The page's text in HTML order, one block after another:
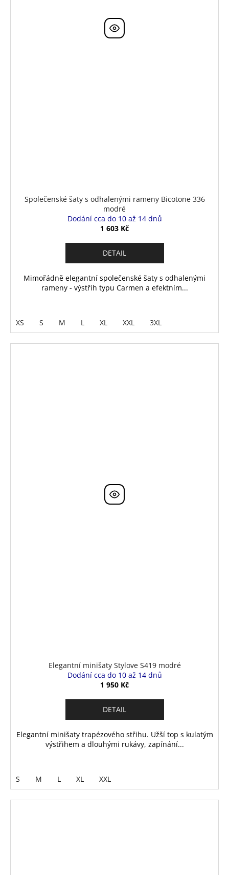
Společenské šaty s odhalenými rameny Bicotone 336
modré
Dodání cca do 10 až 14 dnů
1 603 Kč
DETAIL
Mimořádně elegantní společenské šaty s odhalenými
rameny - výstřih typu Carmen a efektním...
XS S M L XL XXL 3XL
Elegantní minišaty Stylove S419 modré
Dodání cca do 10 až 14 dnů
1 950 Kč
DETAIL
Elegantní minišaty trapézového střihu. Užší top s kulatým
výstřihem a dlouhými rukávy, zapínání...
S M L XL XXL